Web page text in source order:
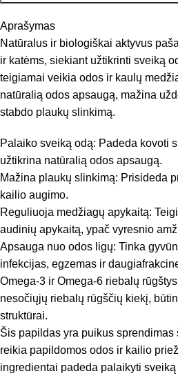
Aprašymas
Natūralus ir biologiškai aktyvus
ir katėms, siekiant užtikrinti sveiką
teigiamai veikia odos ir kaulų
natūralią odos apsaugą, mažina
stabdo plaukų slinkimą.
Palaiko sveiką odą: Padeda kovoti
užtikrina natūralią odos apsaugą.
Mažina plaukų slinkimą: Prisideda
kailio augimo.
Reguliuoja medžiagų apykaitą:
audinių apykaitą, ypač vyresnio
Apsauga nuo odos ligų: Tinka
infekcijas, egzemas ir
Omega-3 ir Omega-6 riebalų
nesočiųjų riebalų rūgščių kiekį,
struktūrai.
Šis papildas yra puikus sprendimas
reikia papildomos odos ir kailio
ingredientai padeda palaikyti